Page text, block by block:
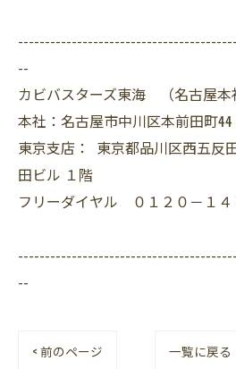
--
カビバスターズ東海 （名古屋本
本社：名古屋市中川区本前田町44
東京支店： 東京都品川区西五反
田ビル １階
フリーダイヤル ０１２０－１４
--
< 前のページ 一覧に戻る